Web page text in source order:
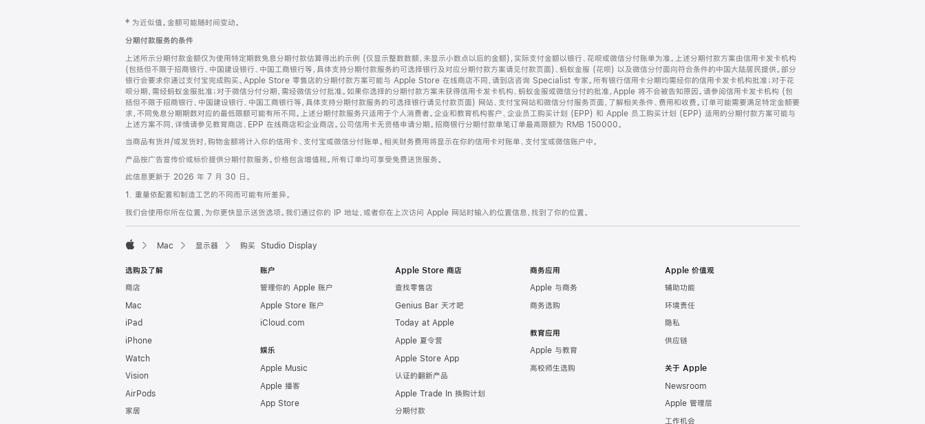
页
脚
注
‡ 为近似值。金额可能随时间变动。
分期付款服务的条件
上述所示分期付款金额仅为使用特定期数免息分期付款估算得出的示例 (仅显示整数数额，未显示小数点以后的金额)，实际支付金额以银行、花呗或微信分付账单为准。上述分期付款方案由信用卡发卡机构
(包括但不限于招商银行、中国建设银行、中国工商银行等，具体支持分期付款服务的可选择银行及对应分期付款方案请见付款页面)、蚂蚁金服 (花呗) 以及微信分付面向符合条件的中国大陆居民提供。部分
银行会要求你通过支付宝完成购买。Apple Store 零售店的分期付款方案可能与 Apple Store 在线商店不同，请到店咨询 Specialist 专家。所有银行信用卡分期均需经你的信用卡发卡机构批准；对于花
呗分期，需经蚂蚁金服批准；对于微信分付分期，需经微信分付批准。如果你选择的分期付款方案未获得信用卡发卡机构、蚂蚁金服或微信分付的批准，Apple 将不会被告知原因。请参阅信用卡发卡机构 (包
括但不限于招商银行、中国建设银行、中国工商银行等，具体支持分期付款服务的可选择银行请见付款页面) 网站、支付宝网站和微信分付服务页面，了解相关条件、费用和收费。订单可能需要满足特定金额要
求，不同免息分期期数对应的最低限额可能有所不同。上述分期付款服务只适用于个人消费者。企业和教育机构客户、企业员工购买计划 (EPP) 和 Apple 员工购买计划 (EPP) 适用的分期付款方案可能与
上述方案不同，详情请参见教育商店、EPP 在线商店和企业商店。公司信用卡无资格申请分期。招商银行分期付款单笔订单最高限额为 RMB 150000。
当商品有货并/或发货时，购物金额将计入你的信用卡、支付宝或微信分付账单。相关财务费用将显示在你的信用卡对账单、支付宝或微信账户中。
产品按广告宣传价或标价提供分期付款服务。价格包含增值税。所有订单均可享受免费送货服务。
此信息更新于 2026 年 7 月 30 日。
1. 重量依配置和制造工艺的不同而可能有所差异。
我们会使用你所在位置，为你更快显示送货选项。我们通过你的 IP 地址，或者你在上次访问 Apple 网站时输入的位置信息，找到了你的位置。
Mac 显示器 购买 Studio Display
选购及了解
商店
Mac
iPad
iPhone
Watch
Vision
AirPods
家居
账户
管理你的 Apple 账户
Apple Store 账户
iCloud.com
娱乐
Apple Music
Apple 播客
App Store
Apple Store 商店
查找零售店
Genius Bar 天才吧
Today at Apple
Apple 夏令营
Apple Store App
认证的翻新产品
Apple Trade In 换购计划
分期付款
商务应用
Apple 与商务
商务选购
教育应用
Apple 与教育
高校师生选购
Apple 价值观
辅助功能
环境责任
隐私
供应链
关于 Apple
Newsroom
Apple 管理层
工作机会